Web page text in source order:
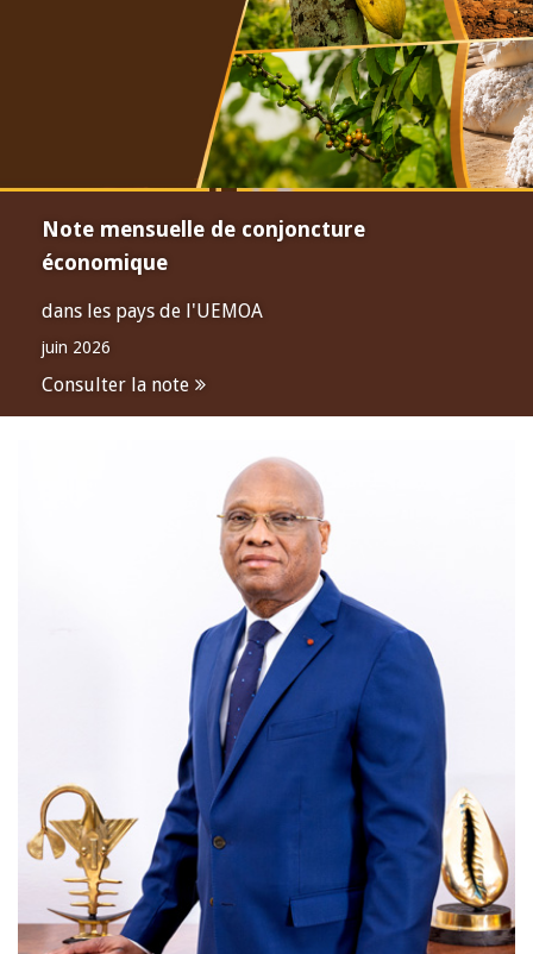
Note mensuelle de conjoncture
économique
dans les pays de l'UEMOA
juin 2026
Consulter la note